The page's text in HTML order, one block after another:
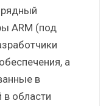
ARM (под
а
в
в области